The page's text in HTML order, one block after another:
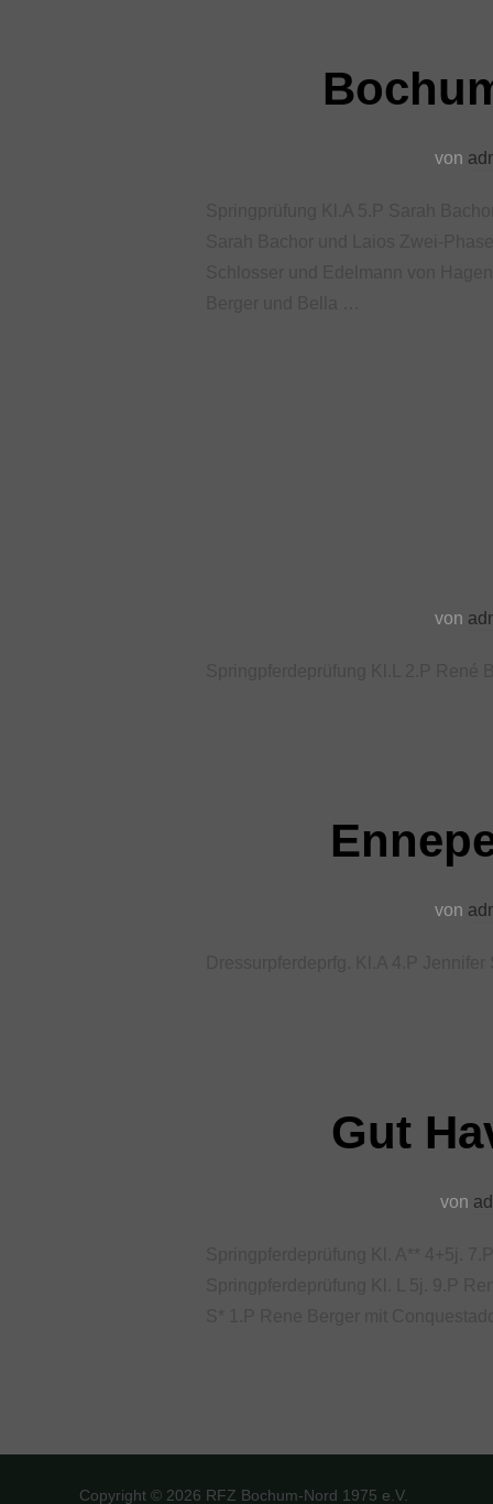
von
von
von
Gut
von
Copyright © 2026 RFZ Bochum-Nord 1975 e.V.